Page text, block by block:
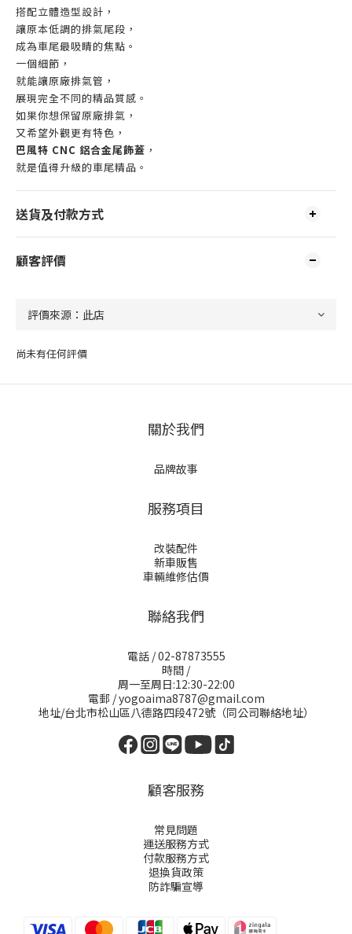
搭配立體造型設計，
讓原本低調的排氣尾段，
成為車尾最吸睛的焦點。
一個細節，
就能讓原廠排氣管，
展現完全不同的精品質感。
如果你想保留原廠排氣，
又希望外觀更有特色，
巴風特 CNC 鋁合金尾飾蓋 ，
就是值得升級的車尾精品。
送貨及付款方式
顧客評價
尚未有任何評價
關於我們
品牌故事
服務項目
改裝配件
新車販售
車輛維修估價
聯絡我們
電話 / 02-87873555
時間 /
周一至周日:12:30-22:00
電郵 / yogoaima8787@gmail.com
地址/台北市松山區八德路四段472號（同公司聯絡地址）
顧客服務
常見問題
運送服務方式
付款服務方式
退換貨政策
防詐騙宣導